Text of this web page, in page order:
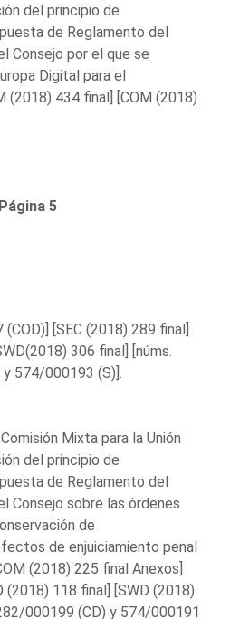
del principio de
de Reglamento del
Consejo por el que se
Digital para el
(2018) 434 final] [COM (2018)
Página 5
[SEC (2018) 289 final]
306 final] [núms.
574/000193 (S)].
Mixta para la Unión
del principio de
de Reglamento del
Consejo sobre las órdenes
de
de enjuiciamiento penal
(2018) 225 final Anexos]
(2018) 118 final] [SWD (2018)
000199 (CD) y 574/000191